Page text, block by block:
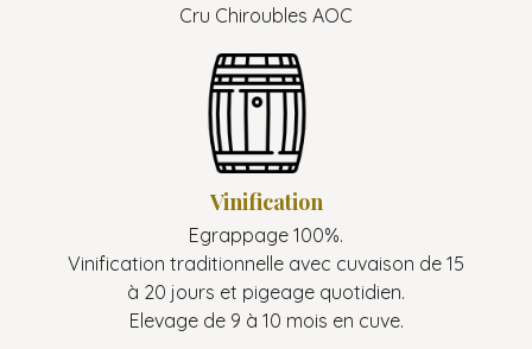
Cru Chiroubles AOC
Vinification
Egrappage 100%.
Vinification traditionnelle avec cuvaison de 15
à 20 jours et pigeage quotidien.
Elevage de 9 à 10 mois en cuve.